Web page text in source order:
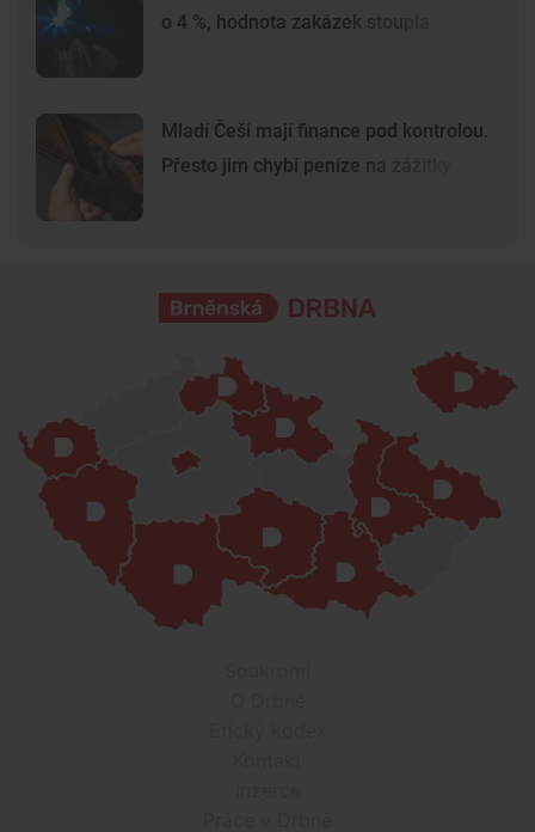
o 4 %, hodnota zakázek stoupla
Mladí Češi mají finance pod kontrolou.
Přesto jim chybí peníze na zážitky